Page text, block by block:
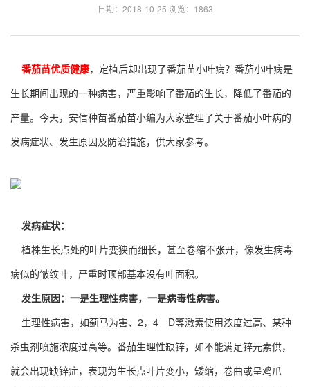
日期：2018-10-25 浏览：1863
番茄苗优质健康，定植后却出现了番茄苗小叶病？番茄小叶病是
生长期间出现的一种病害，严重影响了番茄的生长，降低了番茄的
产量。今天，安信种苗番茄苗小编为大家整理了关于番茄小叶病的
发病症状、发生原因及防治措施，供大家参考。
发病症状：
植株生长点处的叶片变狭而细长，甚至卷缩不张开，像发生病毒
病似的皱纹叶，严重时顶部基本没有叶面积。
发生原因：一是生理性病害，一是病毒性病害。
生理性病害，如蓟马为害、2，4－D等激素使用浓度过高、某种
杀虫剂喷施浓度过高等。番茄生理性缺锌，如不能满足锌元素供，
就会出现缺锌症，表现为生长点叶片变小，矮缩，卷曲或呈鸡爪